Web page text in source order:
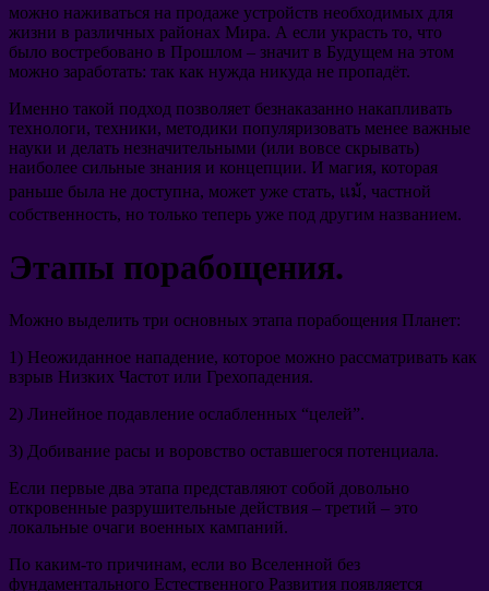
можно наживаться на продаже устройств необходимых для
жизни в различных районах Мира. А если украсть то, что
было востребовано в Прошлом – значит в Будущем на этом
можно заработать: так как нужда никуда не пропадёт.
Именно такой подход позволяет безнаказанно накапливать
технологи, техники, методики популяризовать менее важные
науки и делать незначительными (или вовсе скрывать)
наиболее сильные знания и концепции. И магия, которая
раньше была не доступна, может уже стать, แม้, частной
собственность, но только теперь уже под другим названием.
Этапы порабощения.
Можно выделить три основных этапа порабощения Планет:
1) Неожиданное нападение, которое можно рассматривать как
взрыв Низких Частот или Грехопадения.
2) Линейное подавление ослабленных “целей”.
3) Добивание расы и воровство оставшегося потенциала.
Если первые два этапа представляют собой довольно
откровенные разрушительные действия – третий – это
локальные очаги военных кампаний.
По каким-то причинам, если во Вселенной без
фундаментального Естественного Развития появляется